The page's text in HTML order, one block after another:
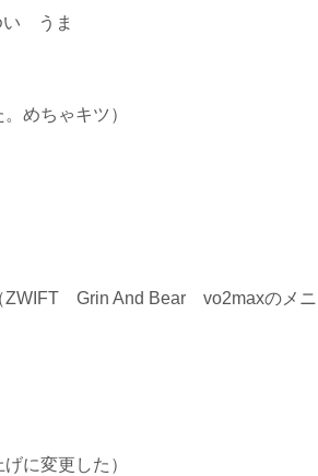
い うま
めちゃキツ）
ZWIFT Grin And Bear vo2maxのメニ
に変更した）